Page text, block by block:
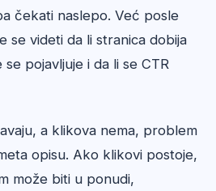
čekati naslepo. Već posle
se videti da li stranica dobija
pojavljuje i da li se CTR
a klikova nema, problem
opisu. Ako klikovi postoje,
može biti u ponudi,